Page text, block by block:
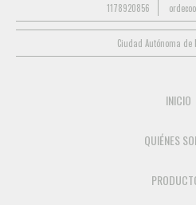
1178920856
Ciudad Autónoma de
INICIO
QUIÉNES